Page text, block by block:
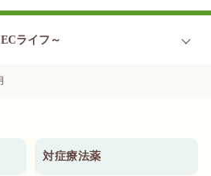
ライフ～
対症療法薬